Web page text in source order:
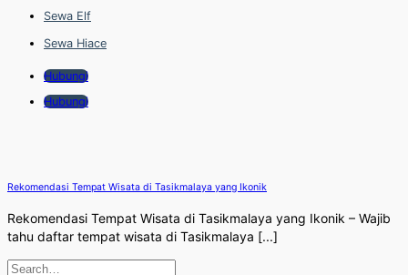
Sewa Elf
Sewa Hiace
Hubungi
Hubungi
Rekomendasi Tempat Wisata di Tasikmalaya yang Ikonik
Rekomendasi Tempat Wisata di Tasikmalaya yang Ikonik – Wajib
tahu daftar tempat wisata di Tasikmalaya [...]